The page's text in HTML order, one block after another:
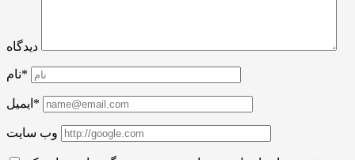
دیدگاه
نام*
ایمیل*
وب سایت